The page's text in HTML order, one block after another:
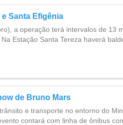
Santa Efigênia
a operação terá intervalos de 13
Estação Santa Tereza haverá
de Bruno Mars
e transporte no entorno do
contará com linha de ônibus